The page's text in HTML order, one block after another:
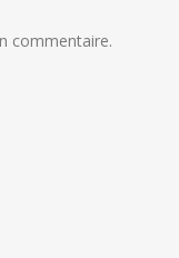
commentaire.